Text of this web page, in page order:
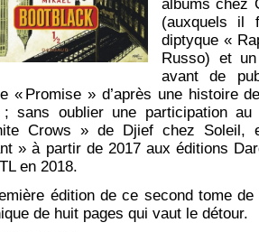
albums chez
(auxquels il
diptyque «
Russo) et
avant de
« Promise » d’après une histoire
; sans oublier une participation
Crows » de Djief chez Soleil,
» à partir de 2017 aux éditions
en 2018.
édition de ce second tome
de huit pages qui vaut le détour.